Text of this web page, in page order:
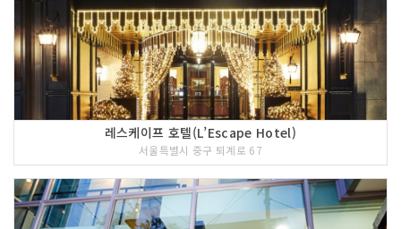
레스케이프 호텔(L’Escape Hotel)
서울특별시 중구 퇴계로 67